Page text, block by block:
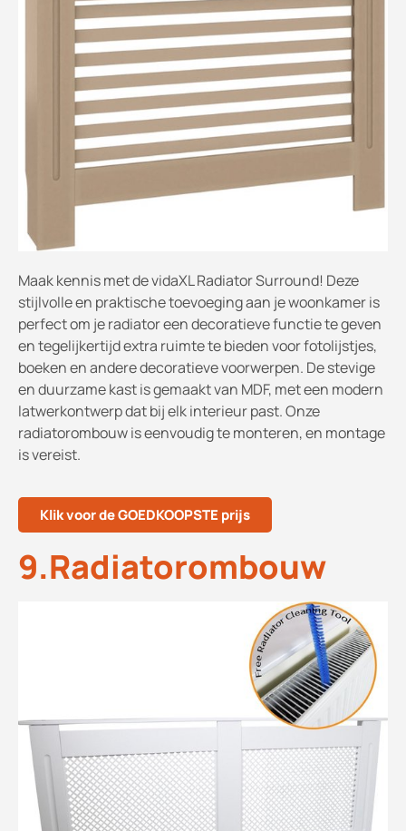
Maak kennis met de vidaXL Radiator Surround! Deze
stijlvolle en praktische toevoeging aan je woonkamer is
perfect om je radiator een decoratieve functie te geven
en tegelijkertijd extra ruimte te bieden voor fotolijstjes,
boeken en andere decoratieve voorwerpen. De stevige
en duurzame kast is gemaakt van MDF, met een modern
latwerkontwerp dat bij elk interieur past. Onze
radiatorombouw is eenvoudig te monteren, en montage
is vereist.
Klik voor de GOEDKOOPSTE prijs
9.Radiatorombouw